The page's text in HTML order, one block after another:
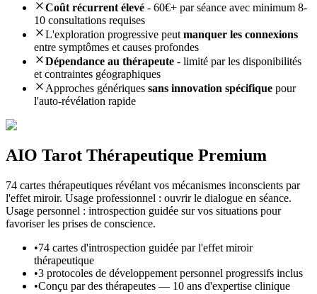
Coût récurrent élevé - 60€+ par séance avec minimum 8-
10 consultations requises
L'exploration progressive peut manquer les connexions
entre symptômes et causes profondes
Dépendance au thérapeute - limité par les disponibilités
et contraintes géographiques
Approches génériques sans innovation spécifique pour
l'auto-révélation rapide
AIO Tarot Thérapeutique Premium
74 cartes thérapeutiques révélant vos mécanismes inconscients par
l'effet miroir. Usage professionnel : ouvrir le dialogue en séance.
Usage personnel : introspection guidée sur vos situations pour
favoriser les prises de conscience.
•74 cartes d'introspection guidée par l'effet miroir
thérapeutique
•3 protocoles de développement personnel progressifs inclus
•Conçu par des thérapeutes — 10 ans d'expertise clinique